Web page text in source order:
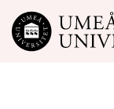
Hoppa direkt